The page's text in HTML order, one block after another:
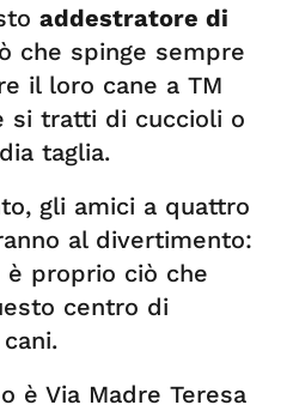
addestratore di
che spinge sempre
il loro cane a TM
si tratti di cuccioli o
taglia.
gli amici a quattro
al divertimento:
è proprio ciò che
centro di
è Via Madre Teresa